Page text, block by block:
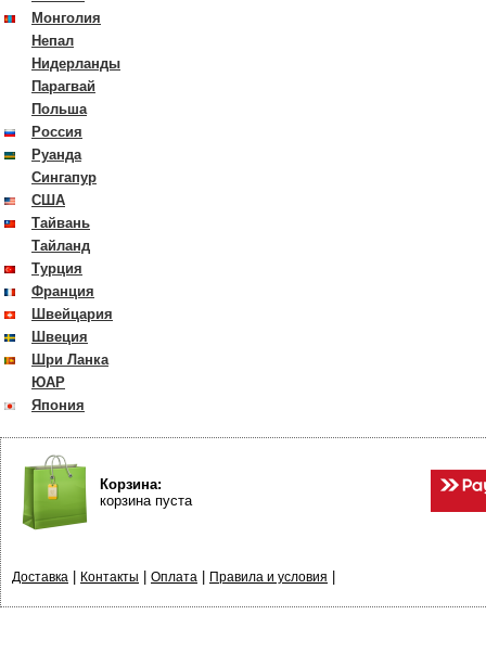
Монголия
Непал
Нидерланды
Парагвай
Польша
Россия
Руанда
Сингапур
США
Тайвань
Тайланд
Турция
Франция
Швейцария
Швеция
Шри Ланка
ЮАР
Япония
Корзина:
корзина пуста
Доставка Контакты Оплата Правила и условия